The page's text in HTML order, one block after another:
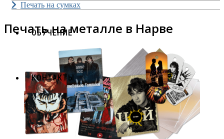
ОБУЧЕНИЕ
КОНТАКТЫ
Печать на сумках
Печать на металле в Нарве